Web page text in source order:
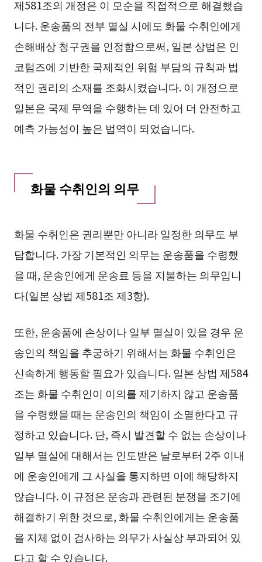
제581조의 개정은 이 모순을 직접적으로 해결했습
니다. 운송품의 전부 멸실 시에도 화물 수취인에게
손해배상 청구권을 인정함으로써, 일본 상법은 인
코텀즈에 기반한 국제적인 위험 부담의 규칙과 법
적인 권리의 소재를 조화시켰습니다. 이 개정으로
일본은 국제 무역을 수행하는 데 있어 더 안전하고
예측 가능성이 높은 법역이 되었습니다.
화물 수취인의 의무
화물 수취인은 권리뿐만 아니라 일정한 의무도 부
담합니다. 가장 기본적인 의무는 운송품을 수령했
을 때, 운송인에게 운송료 등을 지불하는 의무입니
다(일본 상법 제581조 제3항).
또한, 운송품에 손상이나 일부 멸실이 있을 경우 운
송인의 책임을 추궁하기 위해서는 화물 수취인은
신속하게 행동할 필요가 있습니다. 일본 상법 제584
조는 화물 수취인이 이의를 제기하지 않고 운송품
을 수령했을 때는 운송인의 책임이 소멸한다고 규
정하고 있습니다. 단, 즉시 발견할 수 없는 손상이나
일부 멸실에 대해서는 인도받은 날로부터 2주 이내
에 운송인에게 그 사실을 통지하면 이에 해당하지
않습니다. 이 규정은 운송과 관련된 분쟁을 조기에
해결하기 위한 것으로, 화물 수취인에게는 운송품
을 지체 없이 검사하는 의무가 사실상 부과되어 있
다고 할 수 있습니다.